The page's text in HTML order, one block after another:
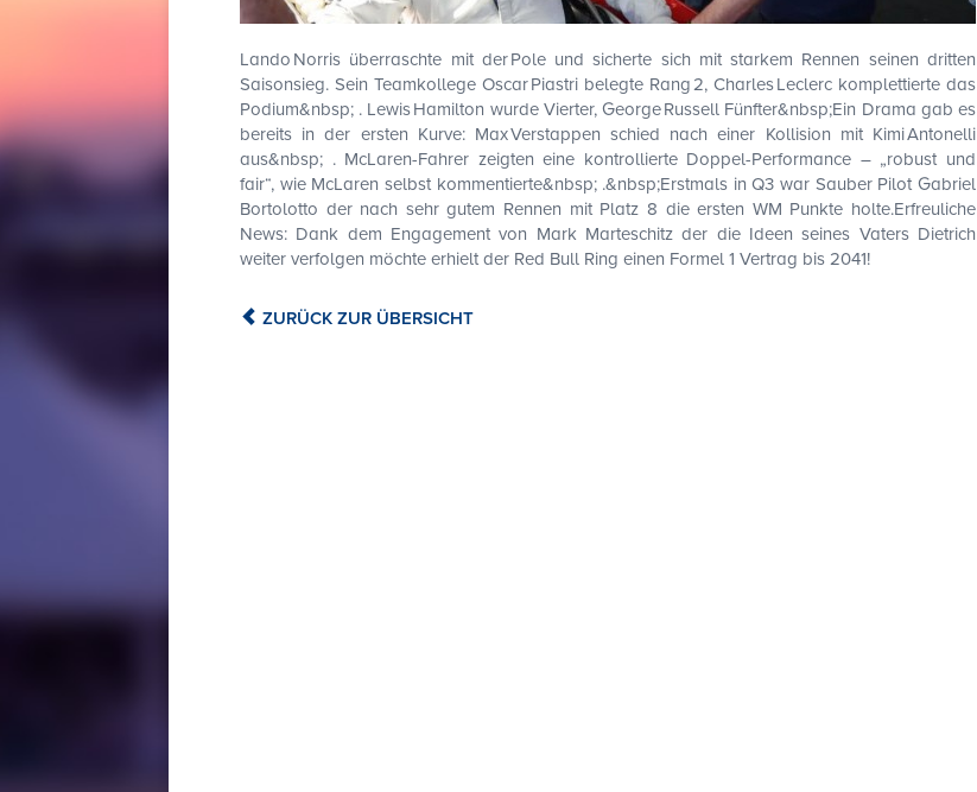
Lando Norris überraschte mit der Pole und sicherte sich mit starkem Rennen seinen dritten
Saisonsieg. Sein Teamkollege Oscar Piastri belegte Rang 2, Charles Leclerc komplettierte das
Podium&nbsp; . Lewis Hamilton wurde Vierter, George Russell Fünfter&nbsp;Ein Drama gab es
bereits in der ersten Kurve: Max Verstappen schied nach einer Kollision mit Kimi Antonelli
aus&nbsp; . McLaren-Fahrer zeigten eine kontrollierte Doppel-Performance – „robust und
fair“, wie McLaren selbst kommentierte&nbsp; .&nbsp;Erstmals in Q3 war Sauber Pilot Gabriel
Bortolotto der nach sehr gutem Rennen mit Platz 8 die ersten WM Punkte holte.Erfreuliche
News: Dank dem Engagement von Mark Marteschitz der die Ideen seines Vaters Dietrich
weiter verfolgen möchte erhielt der Red Bull Ring einen Formel 1 Vertrag bis 2041!
ZURÜCK ZUR ÜBERSICHT